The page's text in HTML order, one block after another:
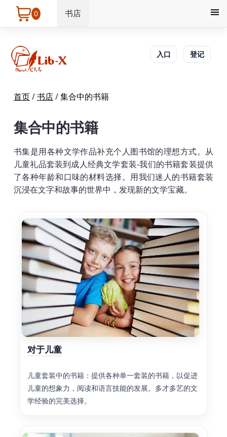
0 书店
入口 登记
首页/书店/集合中的书籍
集合中的书籍
书集是用各种文学作品补充个人图书馆的理想方式。从
儿童礼品套装到成人经典文学套装-我们的书籍套装提供
了各种年龄和口味的材料选择。用我们迷人的书籍套装
沉浸在文字和故事的世界中，发现新的文学宝藏。
对于儿童
儿童套装中的书籍：提供各种单一套装的书籍，以促进
儿童的想象力，阅读和语言技能的发展。多才多艺的文
学经验的完美选择。